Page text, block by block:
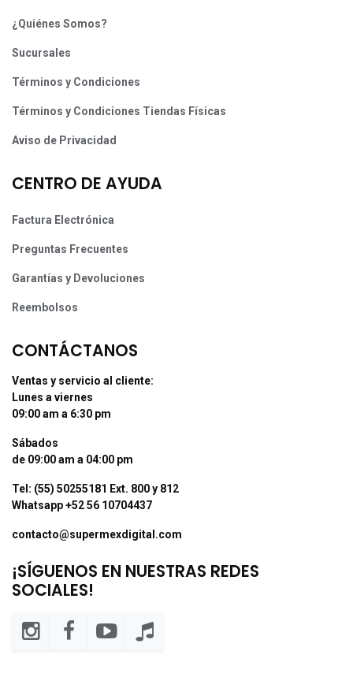
¿Quiénes Somos?
Sucursales
Términos y Condiciones
Términos y Condiciones Tiendas Físicas
Aviso de Privacidad
CENTRO DE AYUDA
Factura Electrónica
Preguntas Frecuentes
Garantías y Devoluciones
Reembolsos
CONTÁCTANOS
Ventas y servicio al cliente:
Lunes a viernes
09:00 am a 6:30 pm
Sábados
de 09:00 am a 04:00 pm
Tel: (55) 50255181 Ext. 800 y 812
Whatsapp +52 56 10704437
contacto@supermexdigital.com
¡SÍGUENOS EN NUESTRAS REDES
SOCIALES!